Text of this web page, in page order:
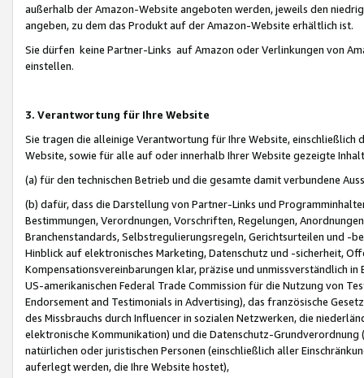
außerhalb der Amazon-Website angeboten werden, jeweils den
angeben, zu dem das Produkt auf der Amazon-Website erhältlich ist.
Sie dürfen keine Partner-Links auf Amazon oder Verlinkungen von
einstellen.
3. Verantwortung für Ihre Website
Sie tragen die alleinige Verantwortung für Ihre Website,
Website, sowie für alle auf oder innerhalb Ihrer Website gezeigte
(a) für den technischen Betrieb und die gesamte damit verbundene
(b) dafür, dass die Darstellung von Partner-Links und
Bestimmungen, Verordnungen, Vorschriften, Regelungen,
Branchenstandards, Selbstregulierungsregeln, Gerichtsurteilen und -
Hinblick auf elektronisches Marketing, Datenschutz und -sicherheit,
Kompensationsvereinbarungen klar, präzise und unmissverständlich
US-amerikanischen Federal Trade Commission für die Nutzung von
Endorsement and Testimonials in Advertising), das französische
des Missbrauchs durch Influencer in sozialen Netzwerken, die
elektronische Kommunikation) und die Datenschutz-
natürlichen oder juristischen Personen (einschließlich aller
auferlegt werden, die Ihre Website hostet),